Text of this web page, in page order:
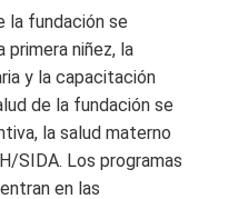
la fundación se
niñez, la
y la capacitación
de la fundación se
la salud materno
SIDA. Los programas
en las